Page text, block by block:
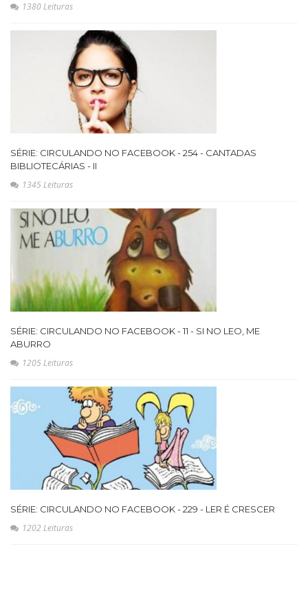
1380 Leituras
SÉRIE: CIRCULANDO NO FACEBOOK - 254 - CANTADAS
BIBLIOTECÁRIAS - II
1345 Leituras
SÉRIE: CIRCULANDO NO FACEBOOK - 11 - SI NO LEO, ME
ABURRO
1205 Leituras
SÉRIE: CIRCULANDO NO FACEBOOK - 229 - LER É CRESCER
1202 Leituras